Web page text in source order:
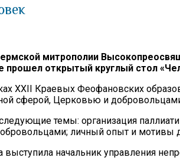
митрополии
прошел открытый круглый стол
XXII Краевых Феофановских
сферой, Церковью и
темы: организация
личный опыт и
выступила начальник управления